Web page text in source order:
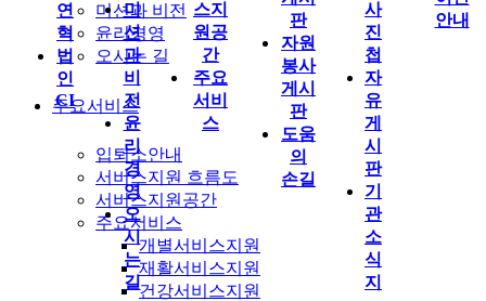
미션과 비전
윤리경영
오시는 길
주요서비스
입퇴소안내
서비스지원 흐름도
서비스지원공간
주요서비스
개별서비스지원
재활서비스지원
건강서비스지원
연
혁
법
인
CI
미
션
과
비
전
윤
리
경
영
오
시
는
길
스지
원공
간
주요
서비
스
판
자원
봉사
게시
판
도움
의
손길
사
진
첩
자
유
게
시
판
기
관
소
식
지
안내